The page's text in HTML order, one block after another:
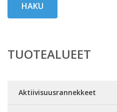
HAKU
TUOTEALUEET
Aktiivisuusrannekkeet